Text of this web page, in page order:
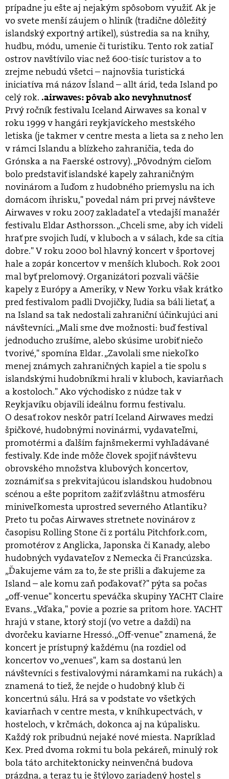
prípadne ju ešte aj nejakým spôsobom využiť. Ak je
vo svete menší záujem o hliník (tradične dôležitý
islandský exportný artikel), sústredia sa na knihy,
hudbu, módu, umenie či turistiku. Tento rok zatiaľ
ostrov navštívilo viac než 600-tisíc turistov a to
zrejme nebudú všetci – najnovšia turistická
iniciatíva má názov Ísland – allt árid, teda Island po
celý rok. .airwaves: pôvab ako nevyhnutnosť
Prvý ročník festivalu Iceland Airwaves sa konal v
roku 1999 v hangári reykjavíckeho mestského
letiska (je takmer v centre mesta a lieta sa z neho len
v rámci Islandu a blízkeho zahraničia, teda do
Grónska a na Faerské ostrovy). „Pôvodným cieľom
bolo predstaviť islandské kapely zahraničným
novinárom a ľuďom z hudobného priemyslu na ich
domácom ihrisku," povedal nám pri prvej návšteve
Airwaves v roku 2007 zakladateľ a vtedajší manažér
festivalu Eldar Asthorsson. „Chceli sme, aby ich videli
hrať pre svojich ľudí, v kluboch a v sálach, kde sa cítia
dobre." V roku 2000 bol hlavný koncert v športovej
hale a zopár koncertov v menších kluboch. Rok 2001
mal byť prelomový. Organizátori pozvali väčšie
kapely z Európy a Ameriky, v New Yorku však krátko
pred festivalom padli Dvojičky, ľudia sa báli lietať, a
na Island sa tak nedostali zahraniční účinkujúci ani
návštevníci. „Mali sme dve možnosti: buď festival
jednoducho zrušíme, alebo skúsime urobiť niečo
tvorivé," spomína Eldar. „Zavolali sme niekoľko
menej známych zahraničných kapiel a tie spolu s
islandskými hudobníkmi hrali v kluboch, kaviarňach
a kostoloch." Ako východisko z núdze tak v
Reykjavíku objavili ideálnu formu festivalu.
O desať rokov neskôr patrí Iceland Airwaves medzi
špičkové, hudobnými novinármi, vydavateľmi,
promotérmi a ďalším fajnšmekermi vyhľadávané
festivaly. Kde inde môže človek spojiť návštevu
obrovského množstva klubových koncertov,
zoznámiť sa s prekvitajúcou islandskou hudobnou
scénou a ešte popritom zažiť zvláštnu atmosféru
miniveľkomesta uprostred severného Atlantiku?
Preto tu počas Airwaves stretnete novinárov z
časopisu Rolling Stone či z portálu Pitchfork.com,
promotérov z Anglicka, Japonska či Kanady, alebo
hudobných vydavateľov z Nemecka či Francúzska.
„Ďakujeme vám za to, že ste prišli a ďakujeme za
Island – ale komu zaň poďakovať?" pýta sa počas
„off-venue" koncertu speváčka skupiny YACHT Claire
Evans. „Vďaka," povie a pozrie sa pritom hore. YACHT
hrajú v stane, ktorý stojí (vo vetre a daždi) na
dvorčeku kaviarne Hressó. „Off-venue" znamená, že
koncert je prístupný každému (na rozdiel od
koncertov vo „venues", kam sa dostanú len
návštevníci s festivalovými náramkami na rukách) a
znamená to tiež, že nejde o hudobný klub či
koncertnú sálu. Hrá sa v podstate vo všetkých
kaviarňach v centre mesta, v kníhkupectvách, v
hosteloch, v krčmách, dokonca aj na kúpalisku.
Každý rok pribudnú nejaké nové miesta. Napríklad
Kex. Pred dvoma rokmi tu bola pekáreň, minulý rok
bola táto architektonicky neinvenčná budova
prázdna, a teraz tu je štýlovo zariadený hostel s